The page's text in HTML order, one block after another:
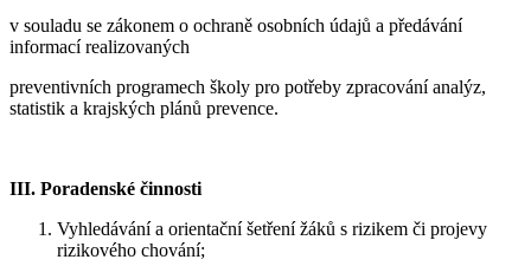
v souladu se zákonem o ochraně osobních údajů a předávání
informací realizovaných
preventivních programech školy pro potřeby zpracování analýz,
statistik a krajských plánů prevence.
III. Poradenské činnosti
Vyhledávání a orientační šetření žáků s rizikem či projevy
rizikového chování;